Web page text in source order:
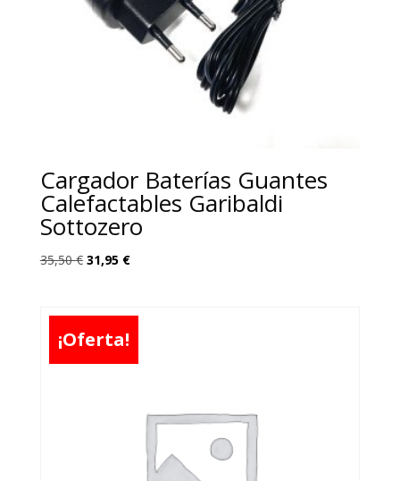
Cargador Baterías Guantes
Calefactables Garibaldi
Sottozero
35,50€ El
era:
35,50 €.
31,95 €El
es:
¡Oferta!